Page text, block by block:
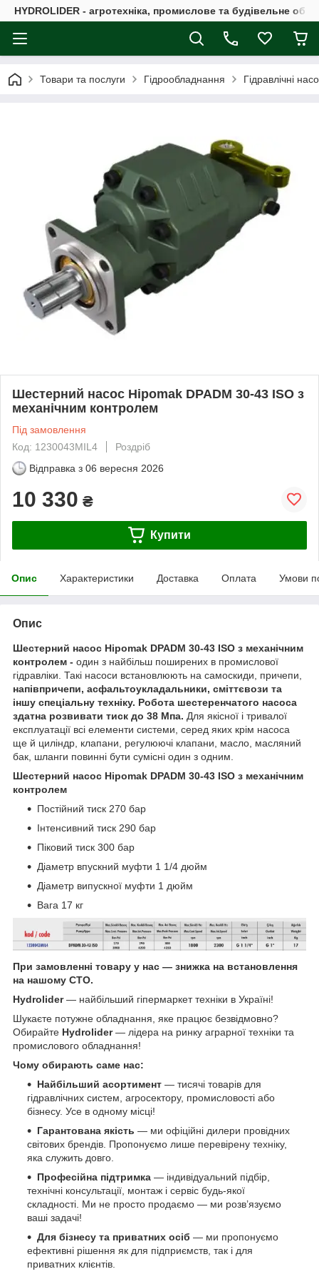
HYDROLIDER - агротехніка, промислове та будівельне
Товари та послуги Гідрообладнання Гідравлічні
Шестерний насос Hipomak DPADM 30-43 ISO з
механічним контролем
Під замовлення
Код: 1230043MIL4
Роздріб
Відправка з 06 вересня 2026
10 330 ₴
Купити
Опис Характеристики Доставка Оплата Умови
Опис
Шестерний насос Hipomak DPADM 30-43 ISO з механічним
контролем - один з найбільш поширених в промислової
гідравліки. Такі насоси встановлюють на самоскиди, причепи,
напівпричепи, асфальтоукладальники, сміттєвози та
іншу спеціальну техніку. Робота шестеренчатого насоса
здатна розвивати тиск до 38 Мпа. Для якісної і тривалої
експлуатації всі елементи системи, серед яких крім насоса
ще й циліндр, клапани, регулюючі клапани, масло, масляний
бак, шланги повинні бути сумісні один з одним.
Шестерний насос Hipomak DPADM 30-43 ISO з механічним
контролем
Постійний тиск 270 бар
Інтенсивний тиск 290 бар
Піковий тиск 300 бар
Діаметр впускний муфти 1 1/4 дюйм
Діаметр випускної муфти 1 дюйм
Вага 17 кг
При замовленні товару у нас ― знижка на встановлення
на нашому СТО.
Hydrolider— найбільший гіпермаркет техніки в Україні!
Шукаєте потужне обладнання, яке працює безвідмовно?
Обирайте Hydrolider— лідера на ринку аграрної техніки та
промислового обладнання!
Чому обирають саме нас:
Найбільший асортимент — тисячі товарів для
гідравлічних систем, агросектору, промисловості або
бізнесу. Усе в одному місці!
Гарантована якість — ми офіційні дилери провідних
світових брендів. Пропонуємо лише перевірену техніку,
яка служить довго.
Професійна підтримка — індивідуальний підбір,
технічні консультації, монтаж і сервіс будь-якої
складності. Ми не просто продаємо — ми розв’язуємо
ваші задачі!
Для бізнесу та приватних осіб — ми пропонуємо
ефективні рішення як для підприємств, так і для
приватних клієнтів.